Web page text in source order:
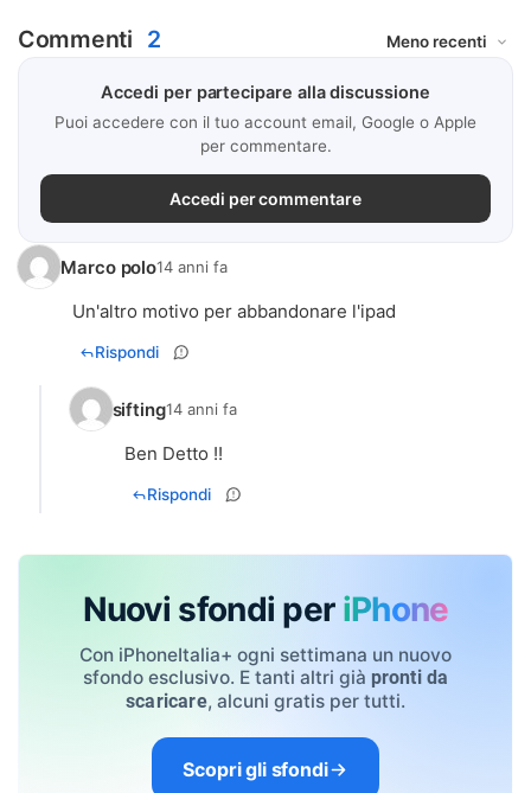
Commenti 2
Accedi per partecipare alla discussione
Puoi accedere con il tuo account email, Google o Apple
per commentare.
Accedi per commentare
Marco polo14 anni fa
Un'altro motivo per abbandonare l'ipad
Rispondi
sifting14 anni fa
Ben Detto !!
Rispondi
Nuovi sfondi per iPhone
Con iPhoneItalia+ ogni settimana un nuovo
sfondo esclusivo. E tanti altri già pronti da
scaricare, alcuni gratis per tutti.
Scopri gli sfondi